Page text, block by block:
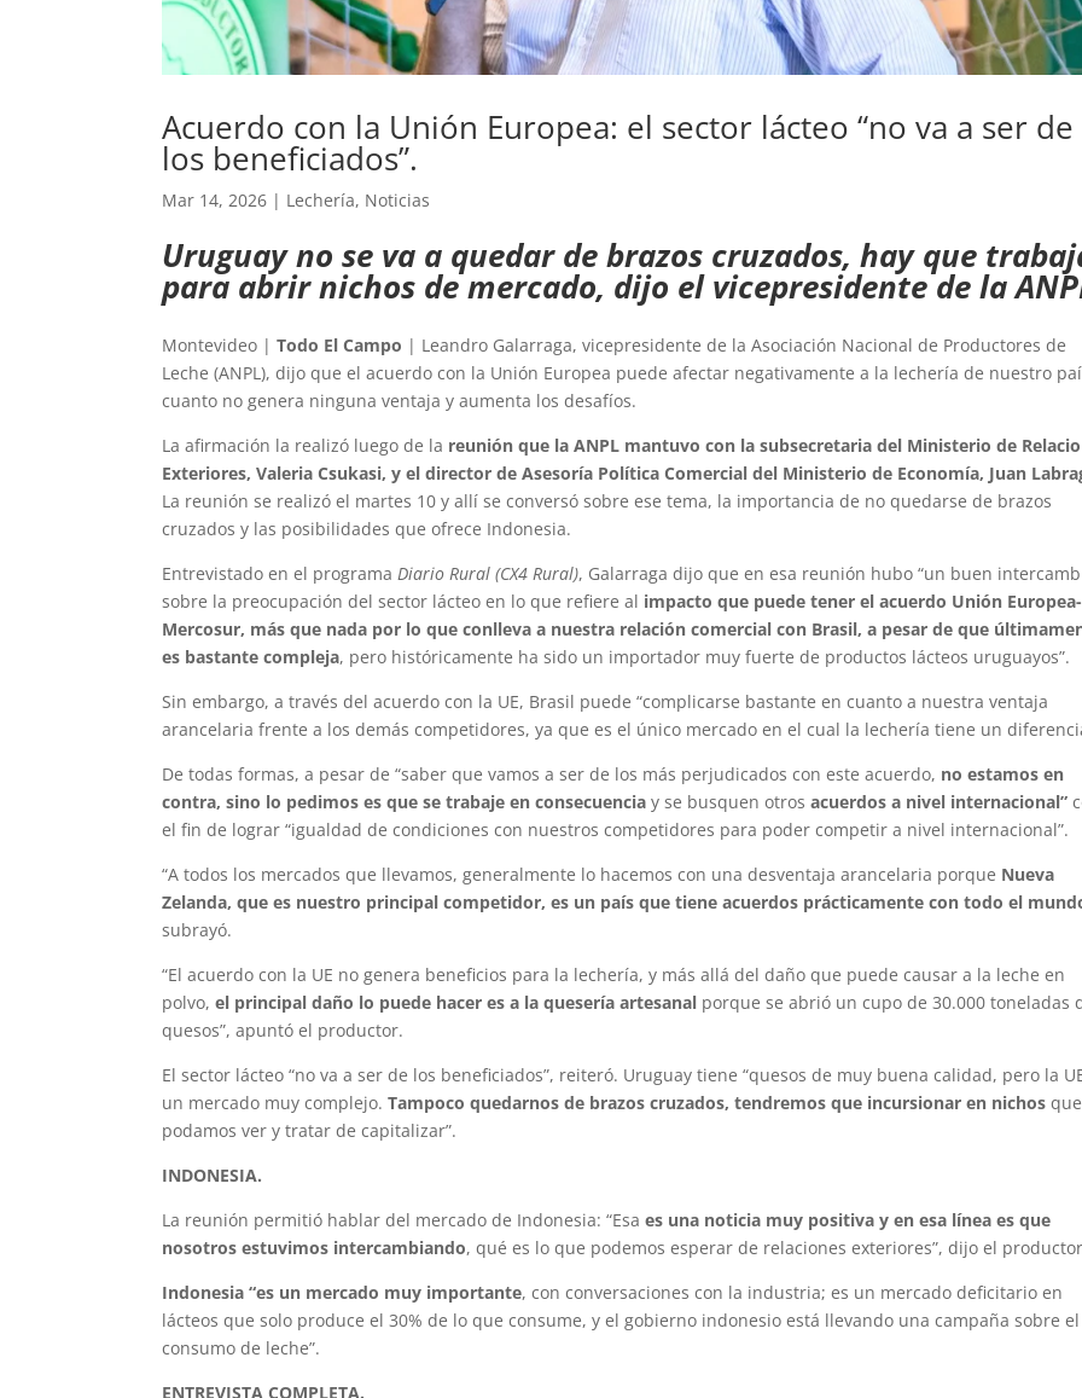
Acuerdo con la Unión Europea: el sector lácteo “no va a ser de
los beneficiados”.
Mar 14, 2026 | Lechería, Noticias
Uruguay no se va a quedar de brazos cruzados, hay que
para abrir nichos de mercado, dijo el vicepresidente de la
Montevideo |Todo El Campo | Leandro Galarraga, vicepresidente de la Asociación Nacional de Productores de
Leche (ANPL), dijo que el acuerdo con la Unión Europea puede afectar negativamente a la lechería de nuestro
cuanto no genera ninguna ventaja y aumenta los desafíos.
La afirmación la realizó luego de la reunión que la ANPL mantuvo con la subsecretaria del Ministerio de
Exteriores, Valeria Csukasi, y el director de Asesoría Política Comercial del Ministerio de Economía, Juan
La reunión se realizó el martes 10 y allí se conversó sobre ese tema, la importancia de no quedarse de brazos
cruzados y las posibilidades que ofrece Indonesia.
Entrevistado en el programaDiario Rural (CX4 Rural), Galarraga dijo que en esa reunión hubo “un buen
sobre la preocupación del sector lácteo en lo que refiere al impacto que puede tener el acuerdo Unión Europea-
Mercosur, más que nada por lo que conlleva a nuestra relación comercial con Brasil, a pesar de que
es bastante compleja, pero históricamente ha sido un importador muy fuerte de productos lácteos uruguayos”.
Sin embargo, a través del acuerdo con la UE, Brasil puede “complicarse bastante en cuanto a nuestra ventaja
arancelaria frente a los demás competidores, ya que es el único mercado en el cual la lechería tiene un
De todas formas, a pesar de “saber que vamos a ser de los más perjudicados con este acuerdo, no estamos en
contra, sino lo pedimos es que se trabaje en consecuencia y se busquen otrosacuerdos a nivel internacional”
el fin de lograr “igualdad de condiciones con nuestros competidores para poder competir a nivel internacional”.
“A todos los mercados que llevamos, generalmente lo hacemos con una desventaja arancelaria porque Nueva
Zelanda, que es nuestro principal competidor, es un país que tiene acuerdos prácticamente con todo el
subrayó.
“El acuerdo con la UE no genera beneficios para la lechería, y más allá del daño que puede causar a la leche en
polvo,el principal daño lo puede hacer es a la quesería artesanal porque se abrió un cupo de 30.000 toneladas
quesos”, apuntó el productor.
El sector lácteo “no va a ser de los beneficiados”, reiteró. Uruguay tiene “quesos de muy buena calidad, pero la
un mercado muy complejo.Tampoco quedarnos de brazos cruzados, tendremos que incursionar en nichos que
podamos ver y tratar de capitalizar”.
INDONESIA.
La reunión permitió hablar del mercado de Indonesia: “Esaes una noticia muy positiva y en esa línea es que
nosotros estuvimos intercambiando, qué es lo que podemos esperar de relaciones exteriores”, dijo el
Indonesia “es un mercado muy importante, con conversaciones con la industria; es un mercado deficitario en
lácteos que solo produce el 30% de lo que consume, y el gobierno indonesio está llevando una campaña sobre el
consumo de leche”.
ENTREVISTA COMPLETA.